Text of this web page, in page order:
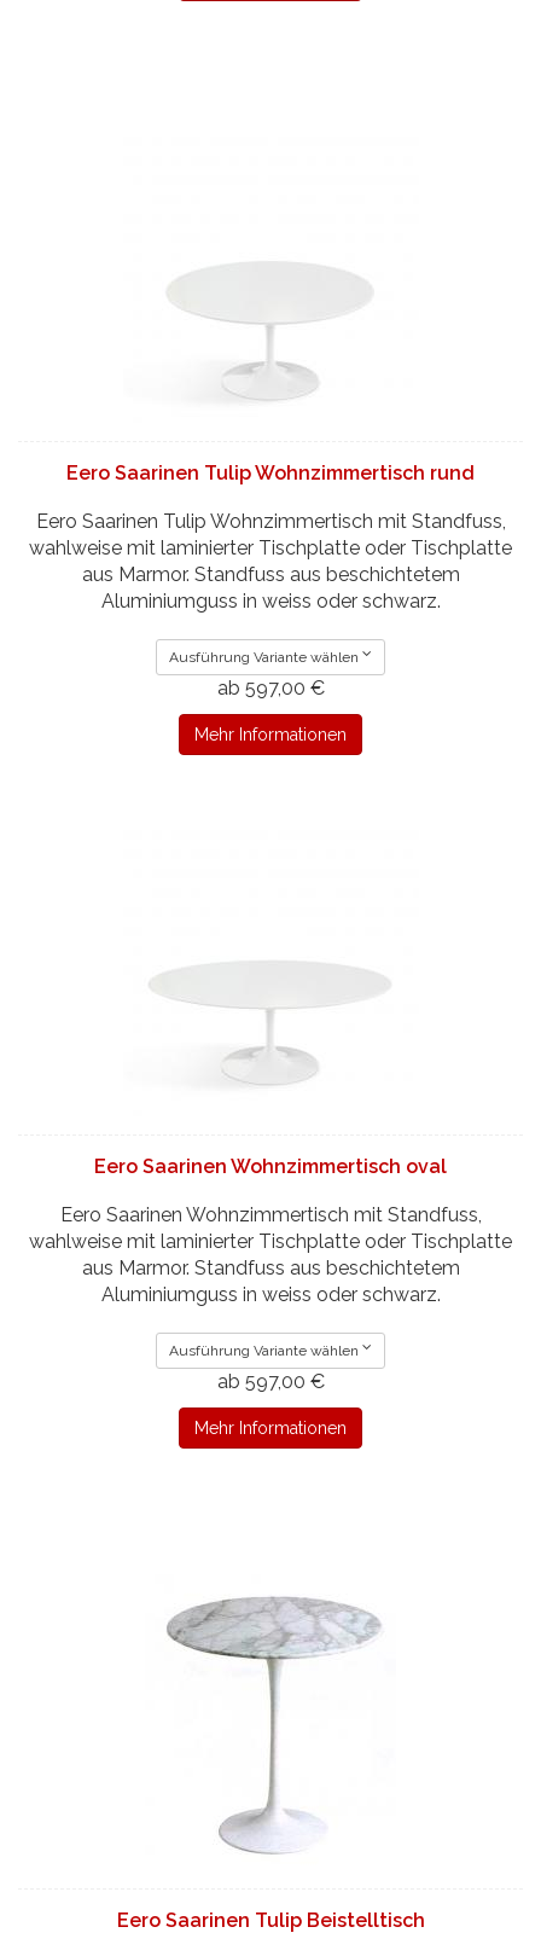
Eero Saarinen Tulip Wohnzimmertisch rund
Eero Saarinen Tulip Wohnzimmertisch mit Standfuss,
wahlweise mit laminierter Tischplatte oder Tischplatte
aus Marmor. Standfuss aus beschichtetem
Aluminiumguss in weiss oder schwarz.
Ausführung Variante wählen
ab 597,00 €
Mehr Informationen
Eero Saarinen Wohnzimmertisch oval
Eero Saarinen Wohnzimmertisch mit Standfuss,
wahlweise mit laminierter Tischplatte oder Tischplatte
aus Marmor. Standfuss aus beschichtetem
Aluminiumguss in weiss oder schwarz.
Ausführung Variante wählen
ab 597,00 €
Mehr Informationen
Eero Saarinen Tulip Beistelltisch